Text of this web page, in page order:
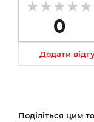
0
Додати
Поділіться цим